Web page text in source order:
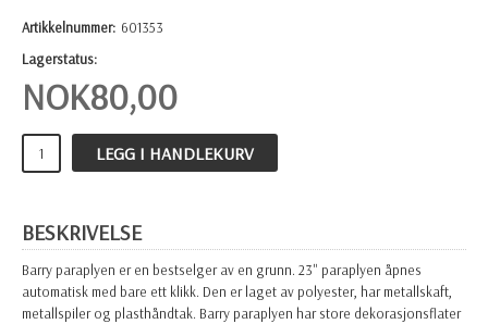
Artikkelnummer: 601353
Lagerstatus:
NOK80,00
LEGG I HANDLEKURV
BESKRIVELSE
Barry paraplyen er en bestselger av en grunn. 23" paraplyen åpnes
automatisk med bare ett klikk. Den er laget av polyester, har metallskaft,
metallspiler og plasthåndtak. Barry paraplyen har store dekorasjonsflater